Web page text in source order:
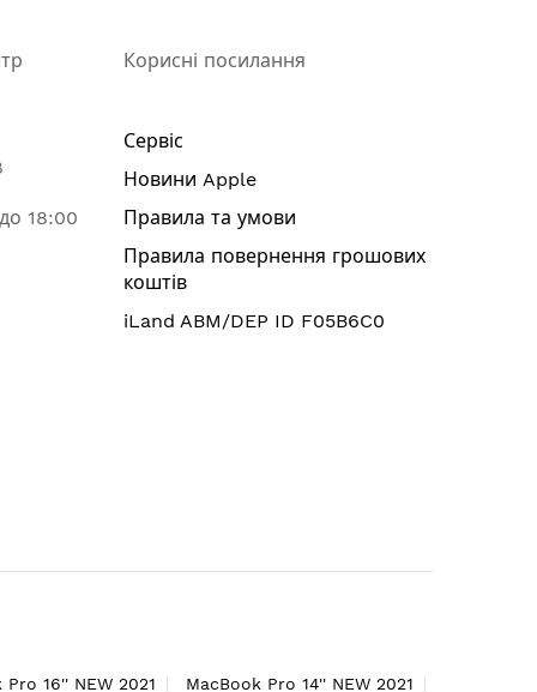
18:00
Корисні посилання
Сервіс
Новини Apple
Правила та умови
Правила повернення грошових
коштів
iLand ABM/DEP ID F05B6C0
Pro 16'' NEW 2021
MacBook Pro 14'' NEW 2021